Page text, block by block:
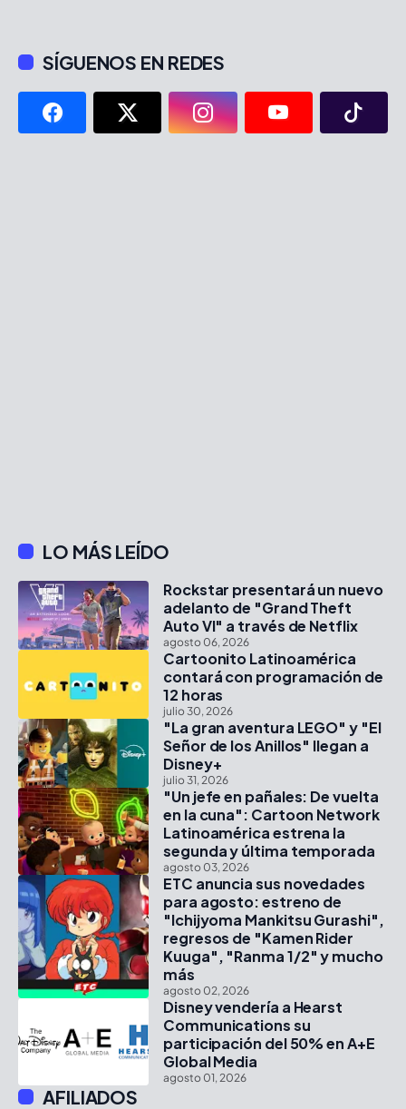
SÍGUENOS EN REDES
LO MÁS LEÍDO
Rockstar presentará un nuevo
adelanto de "Grand Theft
Auto VI" a través de Netflix
agosto 06, 2026
Cartoonito Latinoamérica
contará con programación de
12 horas
julio 30, 2026
"La gran aventura LEGO" y "El
Señor de los Anillos" llegan a
Disney+
julio 31, 2026
"Un jefe en pañales: De vuelta
en la cuna": Cartoon Network
Latinoamérica estrena la
segunda y última temporada
agosto 03, 2026
ETC anuncia sus novedades
para agosto: estreno de
"Ichijyoma Mankitsu Gurashi",
regresos de "Kamen Rider
Kuuga", "Ranma 1/2" y mucho
más
agosto 02, 2026
Disney vendería a Hearst
Communications su
participación del 50% en A+E
Global Media
agosto 01, 2026
AFILIADOS